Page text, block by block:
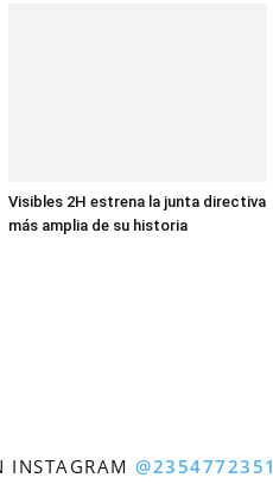
Visibles 2H estrena la junta directiva
más amplia de su historia
INSTAGRAM@2354772351